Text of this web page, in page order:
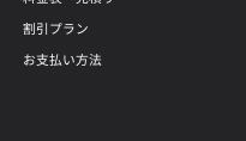
割引プラン
お支払い方法